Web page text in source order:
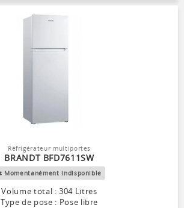
Réfrigérateur multiportes
BRANDT BFD7611SW
Momentanément indisponible
Volume total : 304 Litres
Type de pose : Pose libre